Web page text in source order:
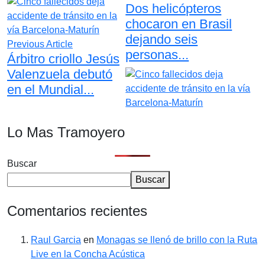
Previous Article
Árbitro criollo Jesús
Valenzuela debutó
en el Mundial...
Dos helicópteros
chocaron en Brasil
dejando seis
personas...
Lo Mas Tramoyero
Buscar
Buscar
Comentarios recientes
Raul Garcia en Monagas se llenó de brillo con la Ruta
Live en la Concha Acústica